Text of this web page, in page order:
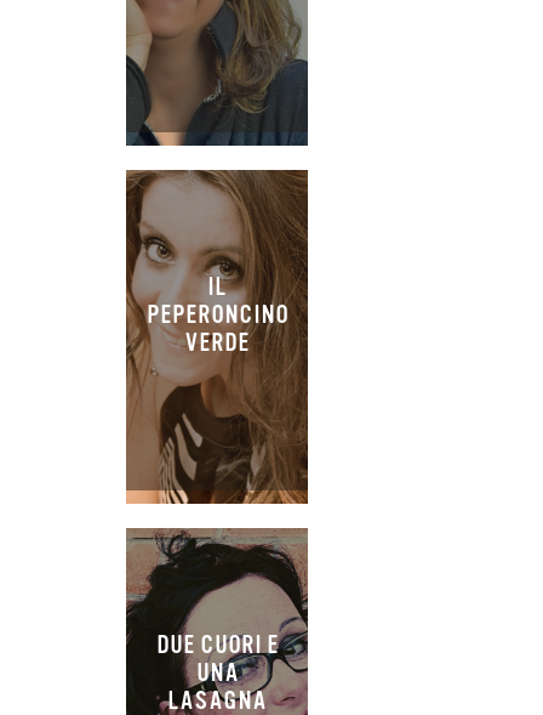
IL
PEPERONCINO
VERDE
DUE CUORI E
UNA
LASAGNA